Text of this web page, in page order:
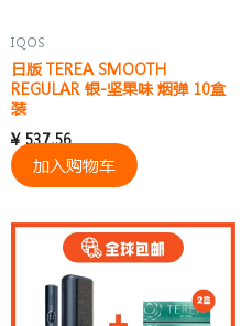
IQOS
日版 TEREA SMOOTH
REGULAR 银-坚果味 烟弹 10盒
装
¥537.56
加入购物车